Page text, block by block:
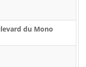
du Mono